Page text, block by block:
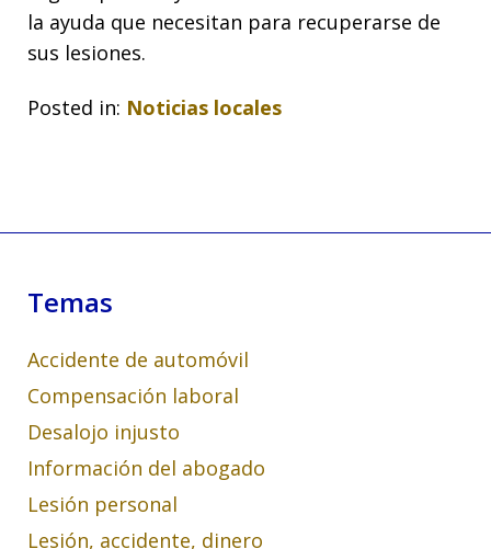
la ayuda que necesitan para recuperarse de
sus lesiones.
Posted in: Noticias locales
Temas
Accidente de automóvil
Compensación laboral
Desalojo injusto
Información del abogado
Lesión personal
Lesión, accidente, dinero